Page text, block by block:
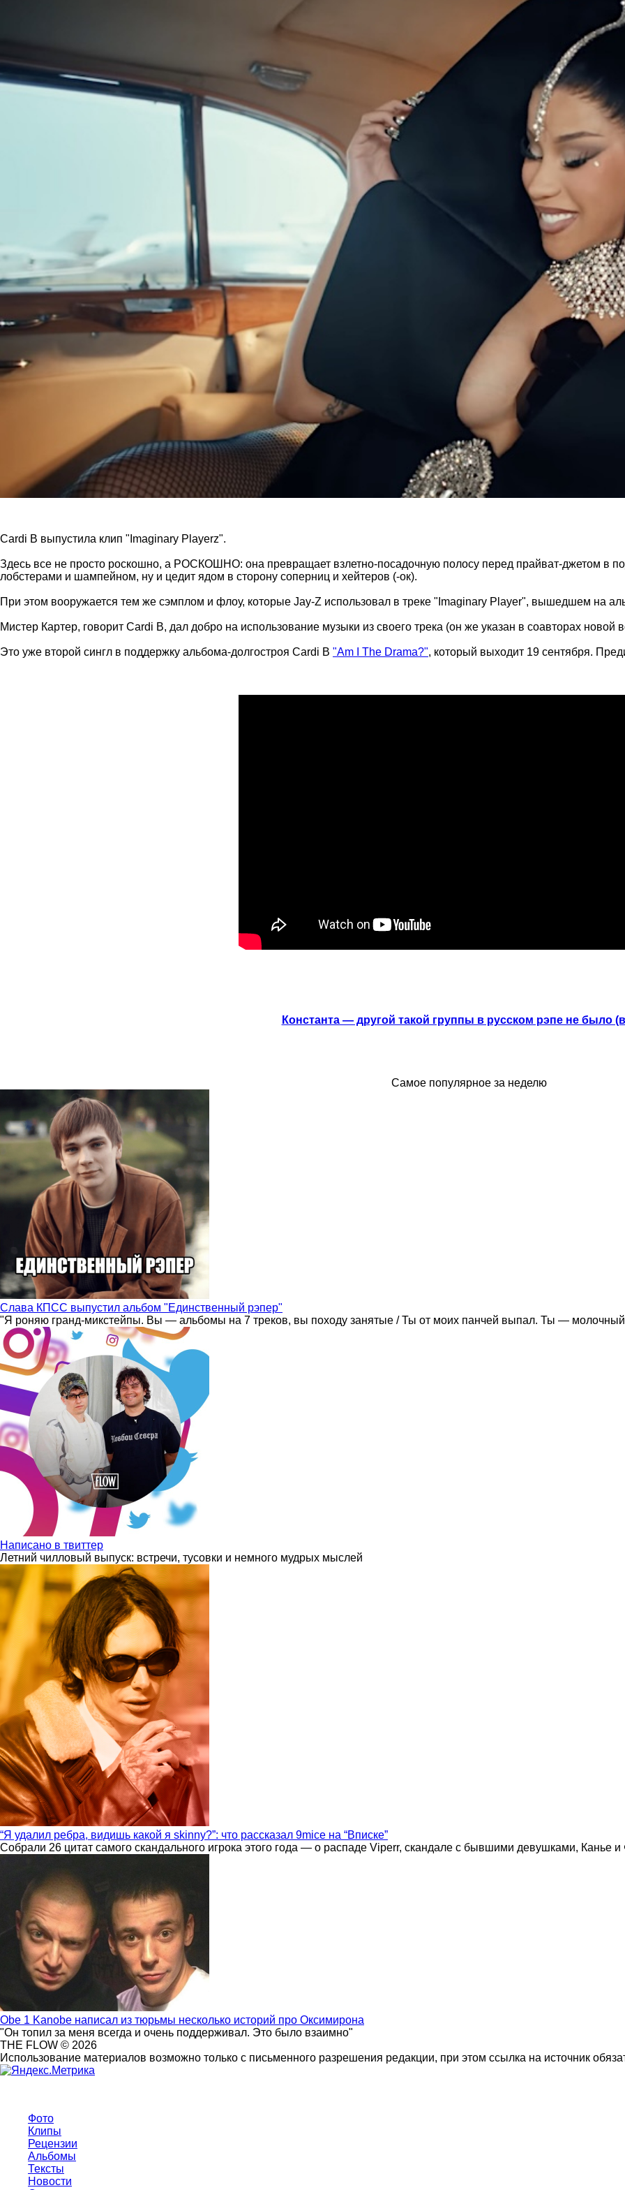
Cardi B выпустила клип "Imaginary Playerz".
Здесь все не просто роскошно, а РОСКОШНО: она превращает взлетно-посадочную полосу перед прайват-джетом в
лобстерами и шампейном, ну и цедит ядом в сторону соперниц и хейтеров (-ок).
При этом вооружается тем же сэмплом и флоу, которые Jay-Z использовал в треке "Imaginary Player", вышедшем на
Мистер Картер, говорит Cardi B, дал добро на использование музыки из своего трека (он же указан в соавторах новой
Это уже второй сингл в поддержку альбома-долгостроя Cardi B "Am I The Drama?", который выходит 19 сентября.
Константа — другой такой группы в русском рэпе не было
Самое популярное за неделю
Слава КПСС выпустил альбом "Единственный рэпер"
"Я роняю гранд-микстейпы. Вы — альбомы на 7 треков, вы походу занятые / Ты от моих панчей выпал. Ты —
Написано в твиттер
Летний чилловый выпуск: встречи, тусовки и немного мудрых мыслей
“Я удалил ребра, видишь какой я skinny?”: что рассказал 9mice на “Вписке”
Собрали 26 цитат самого скандального игрока этого года — о распаде Viperr, скандале с бывшими девушками, Канье
Obe 1 Kanobe написал из тюрьмы несколько историй про Оксимирона
"Он топил за меня всегда и очень поддерживал. Это было взаимно"
THE FLOW © 2026
Использование материалов возможно только с письменного разрешения редакции, при этом ссылка на источник
Фото
Клипы
Рецензии
Альбомы
Тексты
Новости